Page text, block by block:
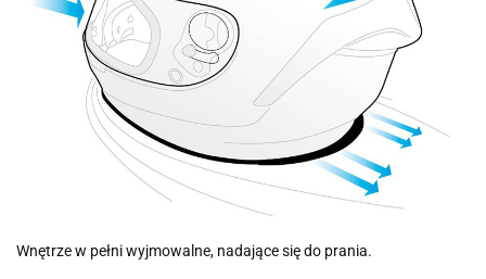
Wnętrze w pełni wyjmowalne, nadające się do prania.